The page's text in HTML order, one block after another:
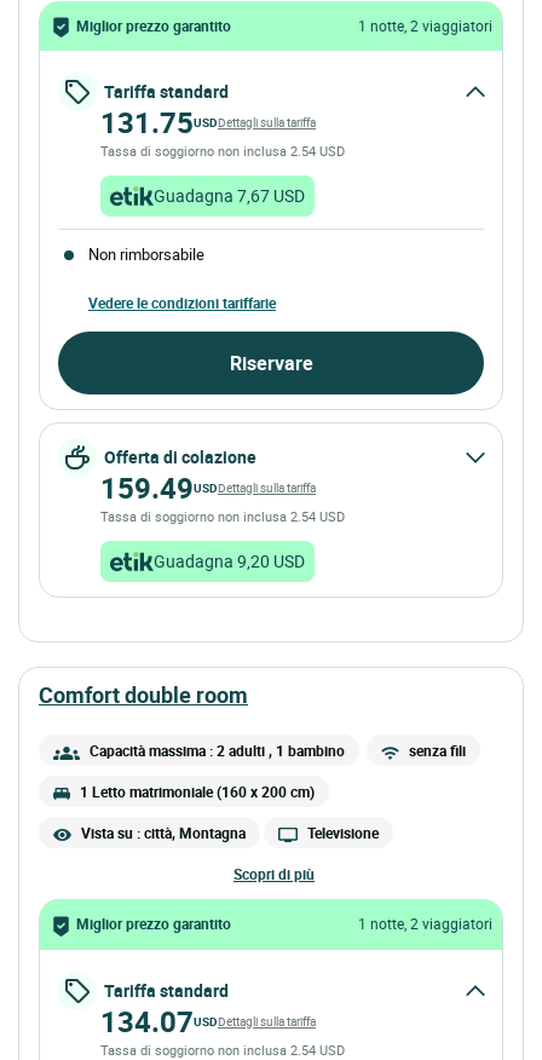
Miglior prezzo garantito 1 notte, 2 viaggiatori
Tariffa standard
131.75USDDettagli sulla tariffa
Tassa di soggiorno non inclusa 2.54 USD
Guadagna 7,67 USD
Non rimborsabile
Vedere le condizioni tariffarie
Riservare
Offerta di colazione
159.49USDDettagli sulla tariffa
Tassa di soggiorno non inclusa 2.54 USD
Guadagna 9,20 USD
comfort double room
Capacità massima : 2 adulti, 1 bambino senza fili
1 Letto matrimoniale (160 x 200 cm)
Vista su : città, Montagna Televisione
scopri di più
Miglior prezzo garantito 1 notte, 2 viaggiatori
Tariffa standard
134.07USDDettagli sulla tariffa
Tassa di soggiorno non inclusa 2.54 USD